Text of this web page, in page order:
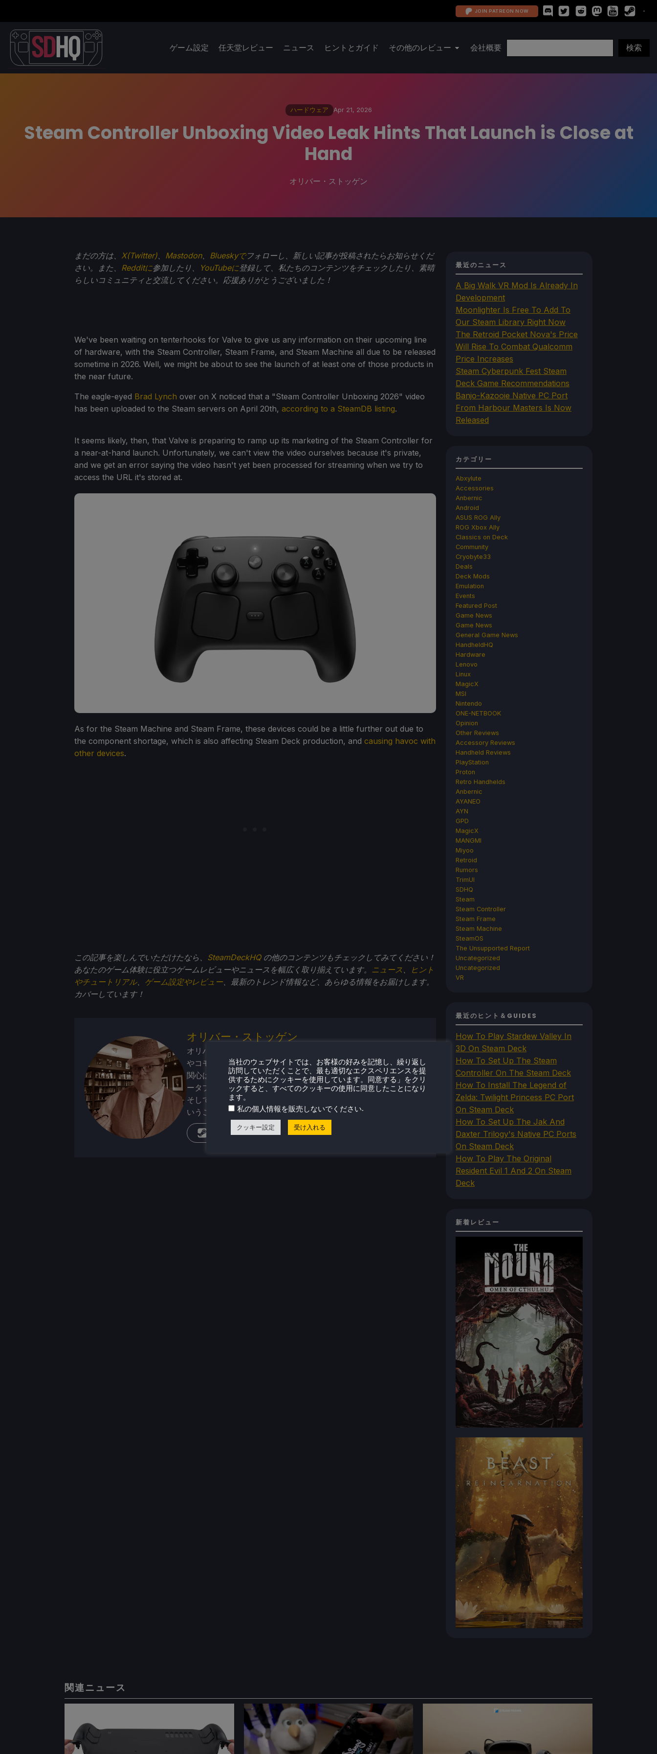
JOIN PATREON NOW
ゲーム設定 任天堂レビュー ニュース ヒントとガイド その他のレビュー 会社概要
ハードウェア Apr 21, 2026
Steam Controller Unboxing Video Leak Hints That Launch is Close at
Hand
オリバー・ストッゲン
まだの方は、 X(Twitter) Mastodon、 Blueskyでフォローし、新しい記事が投稿されたらお知らせくだ
さい。また、 Redditに参加したり、 YouTubeに登録して、私たちのコンテンツをチェックしたり、素晴
らしいコミュニティと交流してください。応援ありがとうございました！
We've been waiting on tenterhooks for Valve to give us any information on their upcoming line
of hardware, with the Steam Controller, Steam Frame, and Steam Machine all due to be released
sometime in 2026. Well, we might be about to see the launch of at least one of those products in
the near future.
The eagle-eyed Brad Lynch over on X noticed that a "Steam Controller Unboxing 2026" video
has been uploaded to the Steam servers on April 20th, according to a SteamDB listing.
It seems likely, then, that Valve is preparing to ramp up its marketing of the Steam Controller for
a near-at-hand launch. Unfortunately, we can't view the video ourselves because it's private,
and we get an error saying the video hasn't yet been processed for streaming when we try to
access the URL it's stored at.
As for the Steam Machine and Steam Frame, these devices could be a little further out due to
the component shortage, which is also affecting Steam Deck production, and causing havoc with
other devices.
この記事を楽しんでいただけたなら、 SteamDeckHQの他のコンテンツもチェックしてみてください！
あなたのゲーム体験に役立つゲームレビューやニュースを幅広く取り揃えています。 ニュース
ヒント
やチュートリアル、 ゲーム設定やレビュー 、最新のトレンド情報など、あらゆる情報をお届けします。
カバーしています！
オリバー・ストッゲン
オリバーは幼い頃からビデオゲームで遊び始め、SNESコンソール
やコモドール・アミーガ・コンピューターから始めた。現在、彼の
関心は携帯ゲーム機、ポータブルパワーステーション／バンク、ポ
ータブルモニターといったポータブルテクノロジーの未来にある。
そして、これらのデバイスをどこまで進化させることができるかと
いうことだ。
蒸気プロフィール
最近のニュース
A Big Walk VR Mod Is Already In
Development
Moonlighter Is Free To Add To
Our Steam Library Right Now
The Retroid Pocket Nova's Price
Will Rise To Combat Qualcomm
Price Increases
Steam Cyberpunk Fest Steam
Deck Game Recommendations
Banjo-Kazooie Native PC Port
From Harbour Masters Is Now
Released
カテゴリー
Abxylute
Accessories
Anbernic
Android
ASUS ROG Ally
ROG Xbox Ally
Classics on Deck
Community
Cryobyte33
Deals
Deck Mods
Emulation
Events
Featured Post
Game News
Game News
General Game News
HandheldHQ
Hardware
Lenovo
Linux
MagicX
MSI
Nintendo
ONE-NETBOOK
Opinion
Other Reviews
Accessory Reviews
Handheld Reviews
PlayStation
Proton
Retro Handhelds
Anbernic
AYANEO
AYN
GPD
MagicX
MANGMI
Miyoo
Retroid
Rumors
TrimUI
SDHQ
Steam
Steam Controller
Steam Frame
Steam Machine
SteamOS
The Unsupported Report
Uncategorized
Uncategorized
VR
最近のヒント＆GUIDES
How To Play Stardew Valley In
3D On Steam Deck
How To Set Up The Steam
Controller On The Steam Deck
How To Install The Legend of
Zelda: Twilight Princess PC Port
On Steam Deck
How To Set Up The Jak And
Daxter Trilogy's Native PC Ports
On Steam Deck
How To Play The Original
Resident Evil 1 And 2 On Steam
Deck
新着レビュー
関連ニュース
当社のウェブサイトでは、お客様の好みを記憶し、繰り返し
訪問していただくことで、最も適切なエクスペリエンスを提
供するためにクッキーを使用しています。同意する」をクリ
ックすると、すべてのクッキーの使用に同意したことになり
ます。
私の個人情報を販売しないでください.
クッキー設定 受け入れる